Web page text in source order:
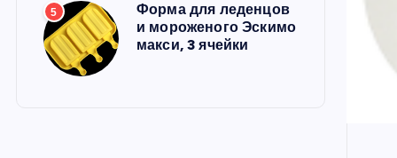
5
Форма для леденцов
и мороженого Эскимо
макси, 3 ячейки